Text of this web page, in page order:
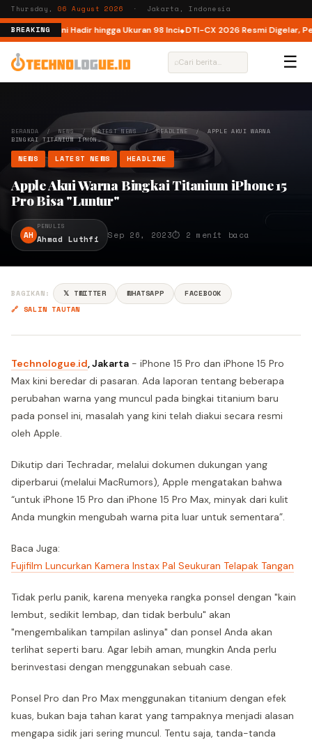
Thursday,06 August 2026 · Jakarta, Indonesia
BREAKINGKini Hadir hingga Ukuran 98 Inci DTI-CX 2026 Resmi Digelar,
⌕ ☰
BERANDA / NEWS /LATEST NEWS /HEADLINE /APPLE AKUI WARNA
BINGKAI TITANIUM IPHON…
NEWS LATEST NEWS HEADLINE
Apple Akui Warna Bingkai Titanium iPhone 15
Pro Bisa "Luntur"
AH
PENULIS
Ahmad Luthfi Sep 26, 2023⏱ 2 menit baca
BAGIKAN: 𝕏 TWITTER WHATSAPP
FACEBOOK
🔗 SALIN TAUTAN
Technologue.id, Jakarta - iPhone 15 Pro dan iPhone 15 Pro
Max kini beredar di pasaran. Ada laporan tentang beberapa
perubahan warna yang muncul pada bingkai titanium baru
pada ponsel ini, masalah yang kini telah diakui secara resmi
oleh Apple.
Dikutip dari Techradar, melalui dokumen dukungan yang
diperbarui (melalui MacRumors), Apple mengatakan bahwa
“untuk iPhone 15 Pro dan iPhone 15 Pro Max, minyak dari kulit
Anda mungkin mengubah warna pita luar untuk sementara”.
Baca Juga:
Fujifilm Luncurkan Kamera Instax Pal Seukuran Telapak Tangan
Tidak perlu panik, karena menyeka rangka ponsel dengan "kain
lembut, sedikit lembap, dan tidak berbulu" akan
"mengembalikan tampilan aslinya" dan ponsel Anda akan
terlihat seperti baru. Agar lebih aman, mungkin Anda perlu
berinvestasi dengan menggunakan sebuah case.
Ponsel Pro dan Pro Max menggunakan titanium dengan efek
kuas, bukan baja tahan karat yang tampaknya menjadi alasan
mengapa sidik jari sering muncul. Tentu saja, tanda-tanda